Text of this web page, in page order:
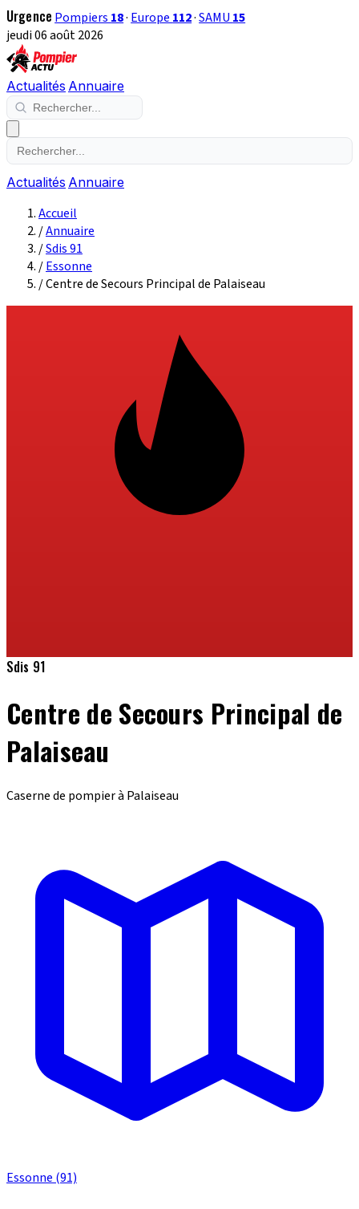
Urgence Pompiers 18· Europe 112·SAMU 15
jeudi 06 août 2026
Actualités Annuaire
Actualités Annuaire
Accueil
/Annuaire
/Sdis 91
/Essonne
/Centre de Secours Principal de Palaiseau
Sdis 91
Centre de Secours Principal de
Palaiseau
Caserne de pompier à Palaiseau
Essonne (91)